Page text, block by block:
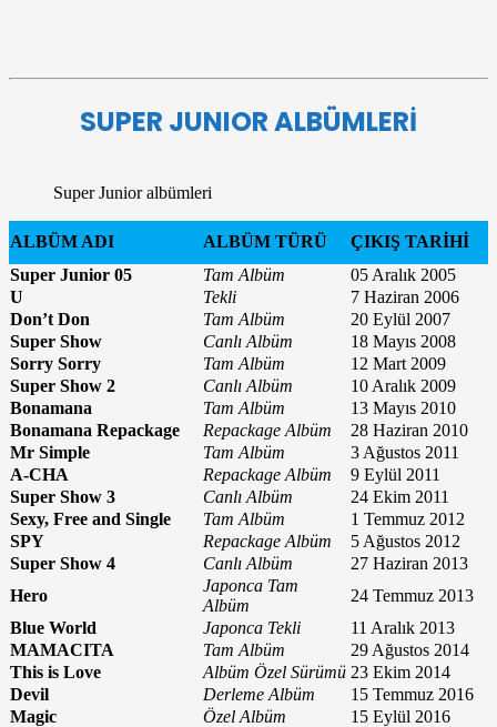
SUPER JUNIORALBÜMLERİ
Super Junior albümleri
ALBÜM ADI ALBÜM TÜRÜ
ÇIKIŞ TARİHİ
Super Junior 05
Tam Albüm
05 Aralık 2005
U
Tekli
7 Haziran 2006
Don’t Don
Tam Albüm
20 Eylül 2007
Super Show
Canlı Albüm
18 Mayıs 2008
Sorry Sorry
Tam Albüm
12 Mart 2009
Super Show 2
Canlı Albüm
10 Aralık 2009
Bonamana
Tam Albüm
13 Mayıs 2010
Bonamana Repackage
Repackage Albüm
28 Haziran 2010
Mr Simple
Tam Albüm
3 Ağustos 2011
A-CHA
Repackage Albüm
9 Eylül 2011
Super Show 3
Canlı Albüm
24 Ekim 2011
Sexy, Free and Single
Tam Albüm
1 Temmuz 2012
SPY
Repackage Albüm
5 Ağustos 2012
Super Show 4
Canlı Albüm
27 Haziran 2013
Hero
Japonca Tam
Albüm
24 Temmuz 2013
Blue World
Japonca Tekli
11 Aralık 2013
MAMACITA
Tam Albüm
29 Ağustos 2014
This is Love
Albüm Özel Sürümü 23 Ekim 2014
Devil
Derleme Albüm
15 Temmuz 2016
Magic
Özel Albüm
15 Eylül 2016